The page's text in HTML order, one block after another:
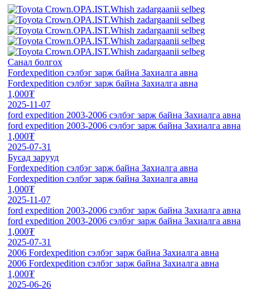
Санал болгох
Fordexpedition сэлбэг зарж байна Захиалга авна
Fordexpedition сэлбэг зарж байна Захиалга авна
1,000₮
2025-11-07
ford expedition 2003-2006 сэлбэг зарж байна Захиалга авна
ford expedition 2003-2006 сэлбэг зарж байна Захиалга авна
1,000₮
2025-07-31
Бусад зарууд
Fordexpedition сэлбэг зарж байна Захиалга авна
Fordexpedition сэлбэг зарж байна Захиалга авна
1,000₮
2025-11-07
ford expedition 2003-2006 сэлбэг зарж байна Захиалга авна
ford expedition 2003-2006 сэлбэг зарж байна Захиалга авна
1,000₮
2025-07-31
2006 Fordexpedition сэлбэг зарж байна Захиалга авна
2006 Fordexpedition сэлбэг зарж байна Захиалга авна
1,000₮
2025-06-26